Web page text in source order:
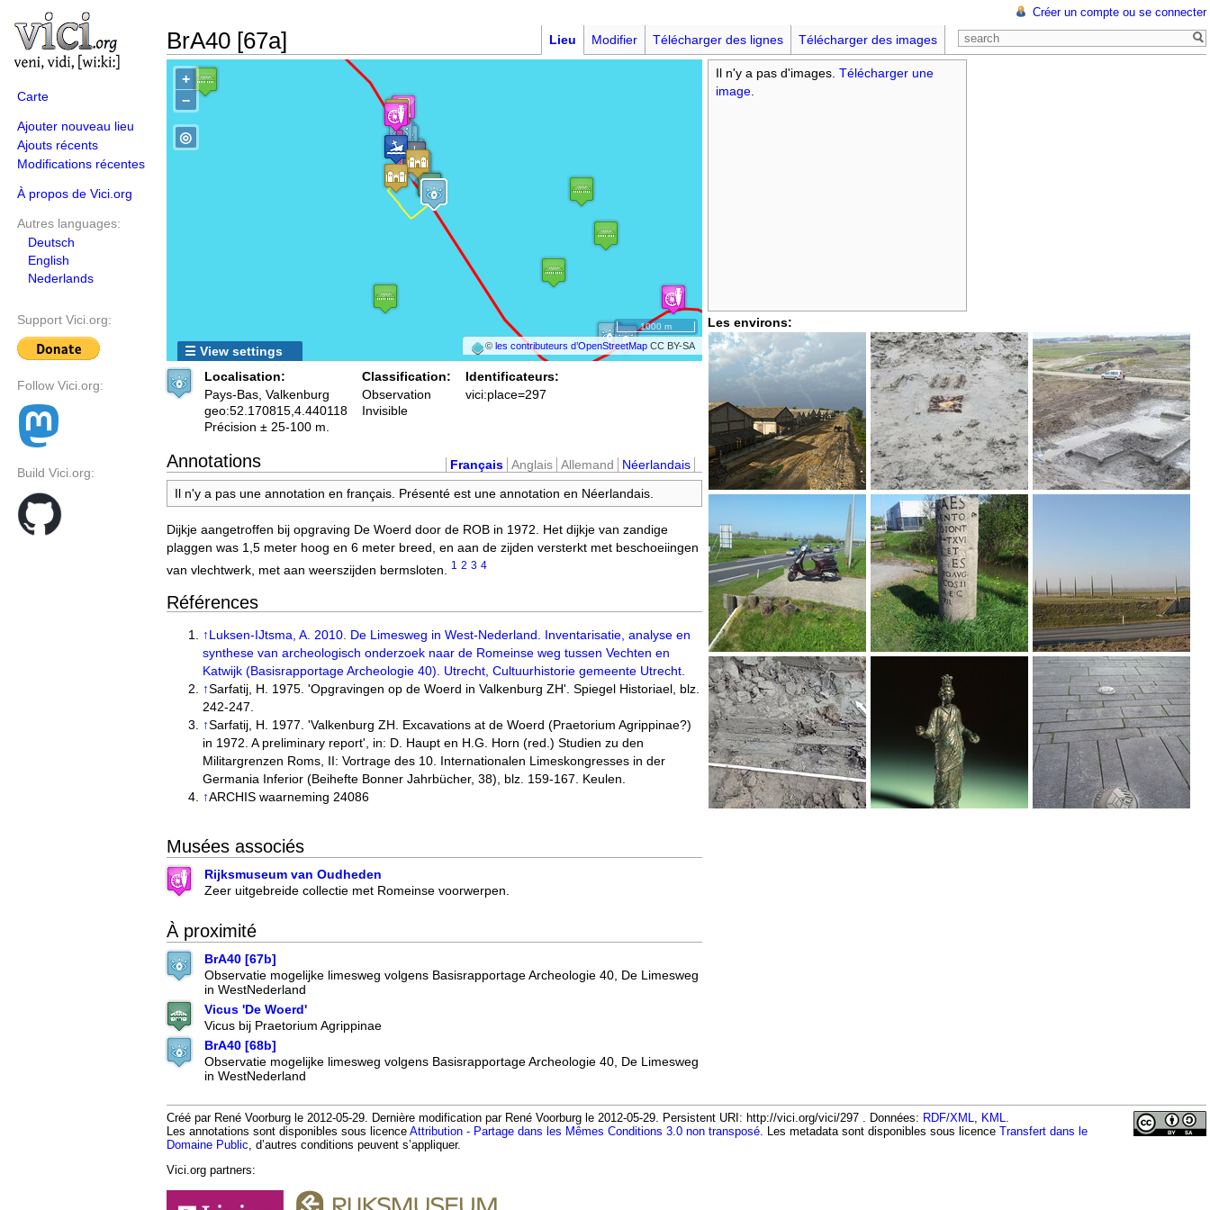
Carte
Ajouter nouveau lieu
Ajouts récents
Modifications récentes
À propos de Vici.org
Autres languages:
Deutsch
English
Nederlands
Support Vici.org:
Follow Vici.org:
Build Vici.org:
BrA40 [67a]
Créer un compte ou se connecter
Lieu Modifier Télécharger des lignes Télécharger des images
+
−
©les contributeurs d’OpenStreetMap CC BY-SA
◎
1000 m
☰ View settings
Il n'y a pas d'images. Télécharger une
image
Les environs:
Localisation:
Pays-Bas, Valkenburg
geo:52.170815,4.440118
Précision ± 25-100 m.
Classification:
Observation
Invisible
Identificateurs:
vici:place=297
Annotations Français Anglais Allemand
Néerlandais
Il n'y a pas une annotation en français. Présenté est une annotation en Néerlandais.
Dijkje aangetroffen bij opgraving De Woerd door de ROB in 1972. Het dijkje van zandige
plaggen was 1,5 meter hoog en 6 meter breed, en aan de zijden versterkt met beschoeiingen
van vlechtwerk, met aan weerszijden bermsloten.
1 2 3 4
Références
↑Luksen-IJtsma, A. 2010. De Limesweg in West-Nederland. Inventarisatie, analyse en
synthese van archeologisch onderzoek naar de Romeinse weg tussen Vechten en
Katwijk (Basisrapportage Archeologie 40). Utrecht, Cultuurhistorie gemeente Utrecht.
↑Sarfatij, H. 1975. 'Opgravingen op de Woerd in Valkenburg ZH'. Spiegel Historiael, blz.
242-247.
↑Sarfatij, H. 1977. 'Valkenburg ZH. Excavations at de Woerd (Praetorium Agrippinae?)
in 1972. A preliminary report', in: D. Haupt en H.G. Horn (red.) Studien zu den
Militargrenzen Roms, II: Vortrage des 10. Internationalen Limeskongresses in der
Germania Inferior (Beihefte Bonner Jahrbücher, 38), blz. 159-167. Keulen.
↑ARCHIS waarneming 24086
Musées associés
Rijksmuseum van Oudheden
Zeer uitgebreide collectie met Romeinse voorwerpen.
À proximité
BrA40 [67b]
Observatie mogelijke limesweg volgens Basisrapportage Archeologie 40, De Limesweg
in WestNederland
Vicus 'De Woerd'
Vicus bij Praetorium Agrippinae
BrA40 [68b]
Observatie mogelijke limesweg volgens Basisrapportage Archeologie 40, De Limesweg
in WestNederland
Créé par René Voorburg le 2012-05-29. Dernière modification par René Voorburg le 2012-05-29. Persistent URI: http://vici.org/vici/297 . Données: RDF/XML, KML.
Les annotations sont disponibles sous licence Attribution - Partage dans les Mêmes Conditions 3.0 non transposé. Les metadata sont disponibles sous licence Transfert dans le
Domaine Public, d’autres conditions peuvent s’appliquer.
Vici.org partners: